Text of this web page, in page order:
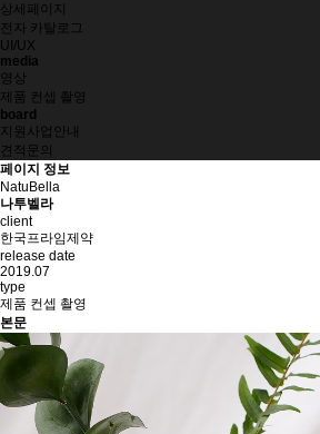
상세페이지
전자 카탈로그
UI/UX
media
영상
제품 컨셉 촬영
board
지원사업안내
견적문의
페이지 정보
NatuBella
나투벨라
client
한국프라임제약
release date
2019.07
type
제품 컨셉 촬영
본문